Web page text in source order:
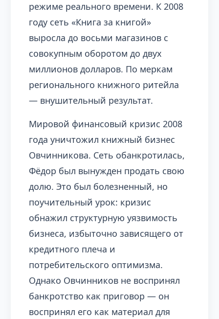
режиме реального времени. К 2008
году сеть «Книга за книгой»
выросла до восьми магазинов с
совокупным оборотом до двух
миллионов долларов. По меркам
регионального книжного ритейла
— внушительный результат.
Мировой финансовый кризис 2008
года уничтожил книжный бизнес
Овчинникова. Сеть обанкротилась,
Фёдор был вынужден продать свою
долю. Это был болезненный, но
поучительный урок: кризис
обнажил структурную уязвимость
бизнеса, избыточно зависящего от
кредитного плеча и
потребительского оптимизма.
Однако Овчинников не воспринял
банкротство как приговор — он
воспринял его как материал для